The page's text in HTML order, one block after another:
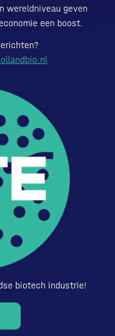
wereldniveau geven
een boost.
biotech industrie!